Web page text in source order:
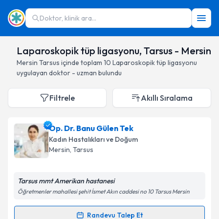
Doktor, klinik ara...
Laparoskopik tüp ligasyonu, Tarsus - Mersin
Mersin Tarsus içinde toplam 10 Laparoskopik tüp ligasyonu
uygulayan doktor - uzman bulundu
Filtrele Akıllı Sıralama
Op. Dr. Banu Gülen Tek
Kadın Hastalıkları ve Doğum
Mersin, Tarsus
Tarsus mmt Amerikan hastanesi
Öğretmenler mahallesi şehit İsmet Akın caddesi no 10 Tarsus Mersin
Randevu Talep Et